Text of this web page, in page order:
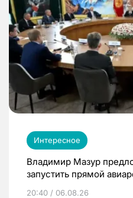
Интересное
Владимир Мазур
запустить прямой
20:40 / 06.08.26